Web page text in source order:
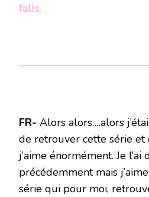
falls.
FR- Alors alors….alors
de retrouver cette série et
j’aime énormément. Je l’ai
précédemment mais
série qui pour moi,